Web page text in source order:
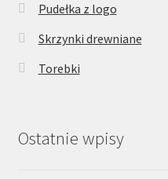
Pudełka z logo
Skrzynki drewniane
Torebki
Ostatnie wpisy